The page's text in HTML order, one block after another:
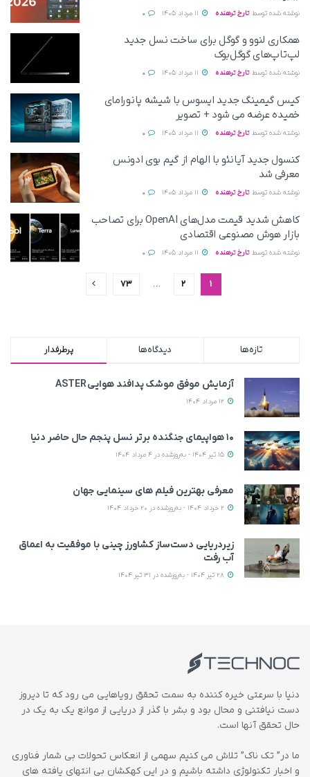
نوشته شده توسط تارخ ترهنده
همکاری لنوو و گوگل برای ساخت نسل جدید
لپ‌تاپ‌های گوگل‌بوک
نوشته شده توسط تارخ ترهنده
کیس گیمینگ جدید ایسوس با شیشه پانورامای
خمیده عرضه می‌ شود + تصویر
نوشته شده توسط تارخ ترهنده
کنسول جدید آیانئو با الهام از گیم بوی ادونس
معرفی شد
نوشته شده توسط تارخ ترهنده
کاهش شدید قیمت مدل‌های OpenAI برای تصاحب
بازار هوش مصنوعی اقتصادی
نوشته شده توسط تارخ ترهنده
1
2
…
73
پرطرفدار دیدگاه‌ها تازه‌ها
آزمایش موفق موشک پدافند هوایی ASTER
۱۰ هواپیمای جنگنده برتر نسل پنجم حال حاضر دنیا
معرفی بهترین فیلم های سینمایی جهان
زیردریایی دست‌ساز کشاورز چینی با موفقیت به اعماق
آب رفت
دنیا با سرعتی خیره کننده به سمت تحقق رویاهایی می رود که تا دیروز
دست نیافتنی و محال بود و بشر با گذر از دریایی از موانع یک به یک در
حال تحقق آنها است.
ما در” تک ناک” تلاش می کنیم سهمی از انعکاس تحولات بی شمار فناوری
و اخبار تکنولوژی داشته باشیم و در این کهکشان بی انتهای یافته های